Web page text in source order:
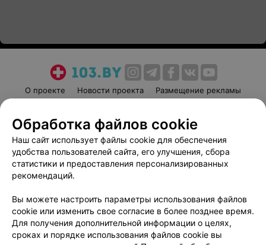
О проекте Новости проекта
Размещение рекламы
Пользовательское соглашение
Способы оплаты
Вакансии
Партнеры
Написать руководителю 103.by
Обработка персональных данных
Обработка файлов cookie
Наш сайт использует файлы cookie для обеспечения
удобства пользователей сайта, его улучшения, сбора
статистики и предоставления персонализированных
рекомендаций.
Вы можете настроить параметры использования файлов
cookie или изменить свое согласие в более позднее время.
Для получения дополнительной информации о целях,
сроках и порядке использования файлов cookie вы